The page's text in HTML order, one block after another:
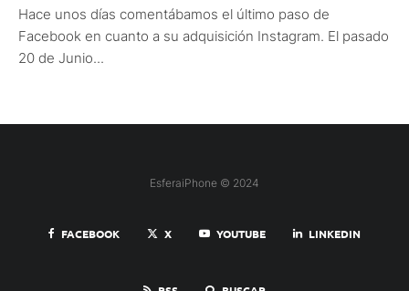
Hace unos días comentábamos el último paso de
Facebook en cuanto a su adquisición Instagram. El pasado
20 de Junio...
EsferaiPhone © 2024
FACEBOOK X YOUTUBE LINKEDIN